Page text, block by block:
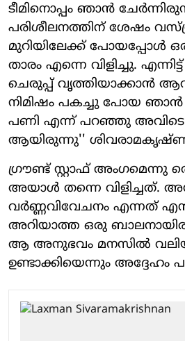
ടീമിനൊപ്പം ഞാൻ
പരിശീലനത്തിന് ശേഷം
മുറിയിലേക്ക് പോയപ്പോൾ
താരം എന്നെ വിളിച്ചു.
ചെരുപ്പ് വൃത്തിയാക്കാൻ
നിമിഷം പകച്ചു പോയ
പണി എന്ന് പറഞ്ഞു
ആയിരുന്നു''
ഗ്രൗണ്ട് സ്റ്റാഫ് അംഗമെന്നു
അയാൾ തന്നെ വിളിച്ചത്.
വർണ്ണവിവേചനം എന്നത്
അറിയാത്ത ഒരു
ആ അനുഭവം മനസിൽ
ഉണ്ടാക്കിയെന്നും അദ്ദേഹം